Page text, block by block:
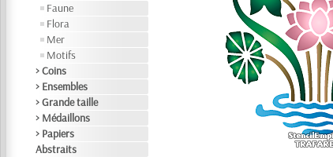
Faune
Flora
Mer
Motifs
> Coins
> Ensembles
> Grande taille
> Médaillons
> Papiers
Abstraits